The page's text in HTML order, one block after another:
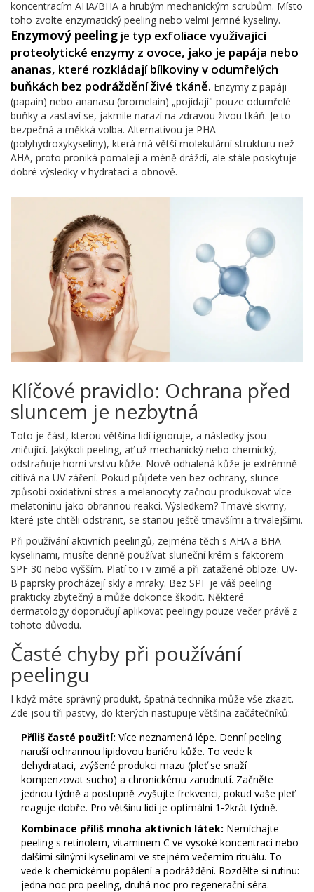
koncentracím AHA/BHA a hrubým mechanickým scrubům. Místo
toho zvolte enzymatický peeling nebo velmi jemné kyseliny.
Enzymový peeling je typ exfoliace využívající
proteolytické enzymy z ovoce, jako je papája nebo
ananas, které rozkládají bílkoviny v odumřelých
buňkách bez podráždění živé tkáně. Enzymy z papáji
(papain) nebo ananasu (bromelain) „pojídají" pouze odumřelé
buňky a zastaví se, jakmile narazí na zdravou živou tkáň. Je to
bezpečná a měkká volba. Alternativou je PHA
(polyhydroxykyseliny), která má větší molekulární strukturu než
AHA, proto proniká pomaleji a méně dráždí, ale stále poskytuje
dobré výsledky v hydrataci a obnově.
Klíčové pravidlo: Ochrana před
sluncem je nezbytná
Toto je část, kterou většina lidí ignoruje, a následky jsou
zničující. Jakýkoli peeling, ať už mechanický nebo chemický,
odstraňuje horní vrstvu kůže. Nově odhalená kůže je extrémně
citlivá na UV záření. Pokud půjdete ven bez ochrany, slunce
způsobí oxidativní stres a melanocyty začnou produkovat více
melatoninu jako obrannou reakci. Výsledkem? Tmavé skvrny,
které jste chtěli odstranit, se stanou ještě tmavšími a trvalejšími.
Při používání aktivních peelingů, zejména těch s AHA a BHA
kyselinami, musíte denně používat sluneční krém s faktorem
SPF 30 nebo vyšším. Platí to i v zimě a při zatažené obloze. UV-
B paprsky procházejí skly a mraky. Bez SPF je váš peeling
prakticky zbytečný a může dokonce škodit. Některé
dermatology doporučují aplikovat peelingy pouze večer právě z
tohoto důvodu.
Časté chyby při používání
peelingu
I když máte správný produkt, špatná technika může vše zkazit.
Zde jsou tři pastvy, do kterých nastupuje většina začátečníků:
Příliš časté použití: Více neznamená lépe. Denní peeling
naruší ochrannou lipidovou bariéru kůže. To vede k
dehydrataci, zvýšené produkci mazu (pleť se snaží
kompenzovat sucho) a chronickému zarudnutí. Začněte
jednou týdně a postupně zvyšujte frekvenci, pokud vaše pleť
reaguje dobře. Pro většinu lidí je optimální 1-2krát týdně.
Kombinace příliš mnoha aktivních látek: Nemíchajte
peeling s retinolem, vitaminem C ve vysoké koncentraci nebo
dalšími silnými kyselinami ve stejném večerním rituálu. To
vede k chemickému popálení a podráždění. Rozdělte si rutinu:
jedna noc pro peeling, druhá noc pro regenerační séra.